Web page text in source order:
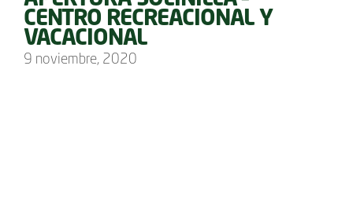
CENTRO RECREACIONAL Y
VACACIONAL
9 noviembre, 2020